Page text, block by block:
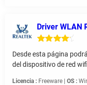
Driver WLAN
Desde esta página
del dispositivo de red
Licencia : Freeware | OS :